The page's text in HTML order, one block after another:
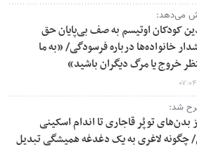
می‌دهد:
کودکان اوتیسم به صف بی‌پایان حق
خانواده‌ها درباره فرسودگی/ «به ما
خروج یا مرگ دیگران باشید»
شد:
بدن‌های توپُر قاجاری تا اندام اسکینی
چگونه لاغری به یک دغدغه همیشگی تبدیل